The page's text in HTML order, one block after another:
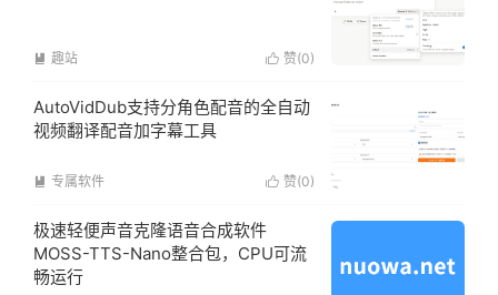
 赞(0)
 趣站
AutoVidDub支持分角色配音的全自动
视频翻译配音加字幕工具
 赞(0)
 专属软件
极速轻便声音克隆语音合成软件
MOSS-TTS-Nano整合包，CPU可流
畅运行